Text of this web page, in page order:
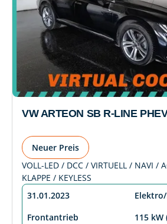
VW ARTEON SB R-LINE
Neuer Preis
VOLL-LED / DCC / VIRTUELL / NAVI /
KLAPPE / KEYLESS
31.01.2023
Frontantrieb
115 kW